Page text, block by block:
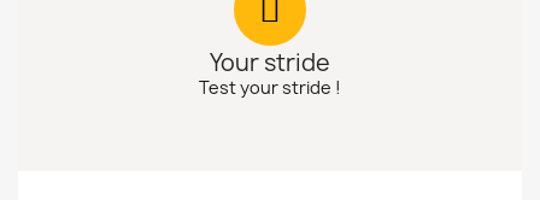
Your stride
Test your stride !